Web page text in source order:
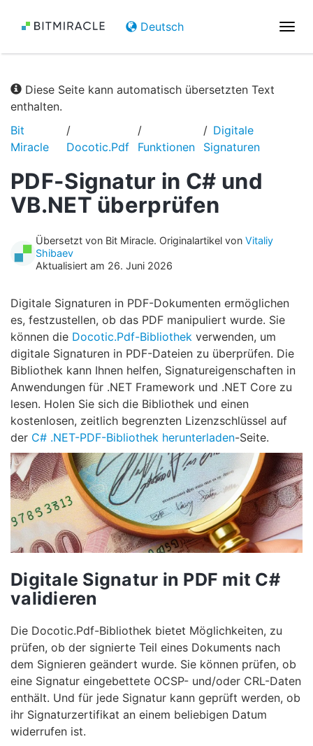
Deutsch
Diese Seite kann automatisch übersetzten Text
enthalten.
Bit
Miracle
Docotic.Pdf Funktionen
Digitale
Signaturen
PDF-Signatur in C# und
VB.NET überprüfen
Übersetzt von Bit Miracle. Originalartikel von Vitaliy
Shibaev
Aktualisiert am 26. Juni 2026
Digitale Signaturen in PDF-Dokumenten ermöglichen
es, festzustellen, ob das PDF manipuliert wurde. Sie
können die Docotic.Pdf-Bibliothek verwenden, um
digitale Signaturen in PDF-Dateien zu überprüfen. Die
Bibliothek kann Ihnen helfen, Signatureigenschaften in
Anwendungen für .NET Framework und .NET Core zu
lesen. Holen Sie sich die Bibliothek und einen
kostenlosen, zeitlich begrenzten Lizenzschlüssel auf
der C# .NET-PDF-Bibliothek herunterladen-Seite.
Digitale Signatur in PDF mit C#
validieren
Die Docotic.Pdf-Bibliothek bietet Möglichkeiten, zu
prüfen, ob der signierte Teil eines Dokuments nach
dem Signieren geändert wurde. Sie können prüfen, ob
eine Signatur eingebettete OCSP- und/oder CRL-Daten
enthält. Und für jede Signatur kann geprüft werden, ob
ihr Signaturzertifikat an einem beliebigen Datum
widerrufen ist.